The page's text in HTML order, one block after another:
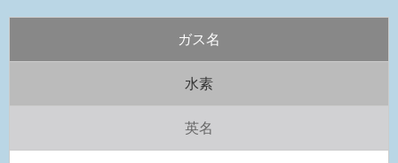
ガス名
水素
英名